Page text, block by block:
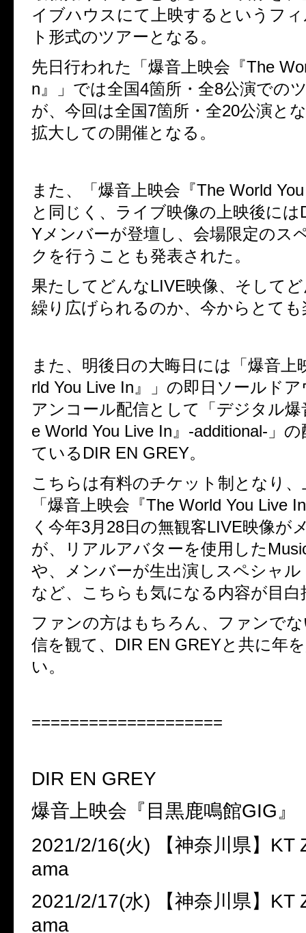
イブハウスにて上映するというフ
ト形式のツアーとなる。
先日行われた「爆音上映会『The
n 』」では全国4箇所・全8公演での
が、今回は全国7箇所・全20公演と
拡大しての開催となる。
また、「爆音上映会『The World
と同じく、ライブ映像の上映後には
Yメンバーが登壇し、会場限定のス
クを行うことも発表された。
果たしてどんなLIVE映像、そして
繰り広げられるのか、今からとて
また、明後日の大晦日には「爆音上
rld You Live In 』」の即日ソールド
アンコール配信として「デジタル爆
e World You Live In 』 -additional- 」
ている DIR EN GREY。
こちらは有料のチケット制となり、
「爆音上映会『The World You Live In
く今年3月 28日の無観客LIVE映像が
が、リアルアバターを使用した
や、メンバーが生出演しスペシャ
など、こちらも気になる内容が目白
ファンの方はもちろん、ファンで
信を観て、 DIR EN GREYと共に年
い。
====================
DIR EN GREY
爆音上映会『目黒鹿鳴館GIG』
2021/2/16(火) 【神奈川県】 KT
ama
2021/2/17(水) 【神奈川県】 KT
ama